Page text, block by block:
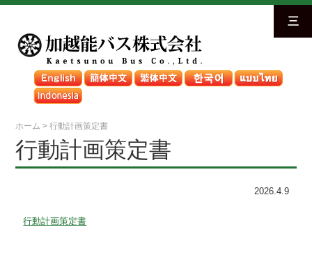
三
ホーム >行動計画策定書
行動計画策定書
2026.4.9
行動計画策定書